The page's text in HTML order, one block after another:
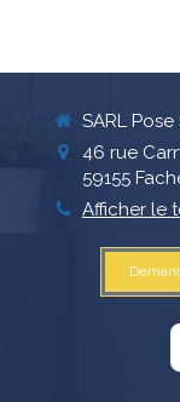
SARL Pose
46 rue
59155
Afficher le
Personnalisez